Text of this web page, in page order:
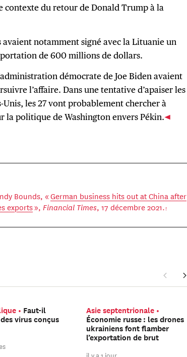
contexte du retour de Donald Trump à la
avaient notamment signé avec la Lituanie un
de 600 millions de dollars.
démocrate de Joe Biden avaient
l’affaire. Dans une tentative d’apaiser les
Unis, les 27 vont probablement chercher à
la politique de Washington envers Pékin.
Bounds, «German business hits out at China after
exports»,Financial Times, 17 décembre 2021.
Faut-il
virus conçus
Asie septentrionale
Économie russe : les drones
ukrainiens font flamber
l’exportation de brut
il y a 1 jour